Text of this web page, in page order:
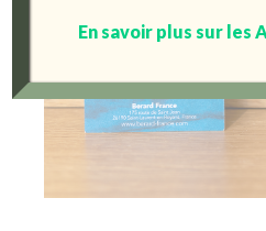
En savoir plus sur les